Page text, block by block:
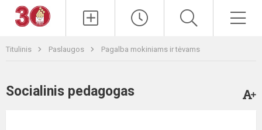
Titulinis Paslaugos Pagalba mokiniams ir tėvams
Socialinis pedagogas